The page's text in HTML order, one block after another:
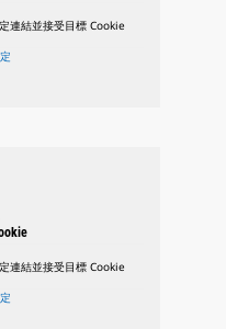
連結並接受目標 Cookie
連結並接受目標 Cookie